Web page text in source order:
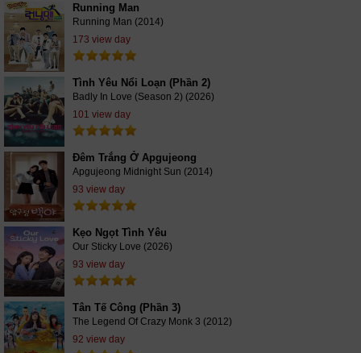
Running Man
Running Man (2014)
173 view day
Tình Yêu Nổi Loạn (Phần 2)
Badly In Love (Season 2) (2026)
101 view day
Đêm Trắng Ở Apgujeong
Apgujeong Midnight Sun (2014)
93 view day
Kẹo Ngọt Tình Yêu
Our Sticky Love (2026)
93 view day
Tân Tế Công (Phần 3)
The Legend Of Crazy Monk 3 (2012)
92 view day